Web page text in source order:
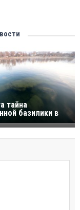
тайна
базилики в